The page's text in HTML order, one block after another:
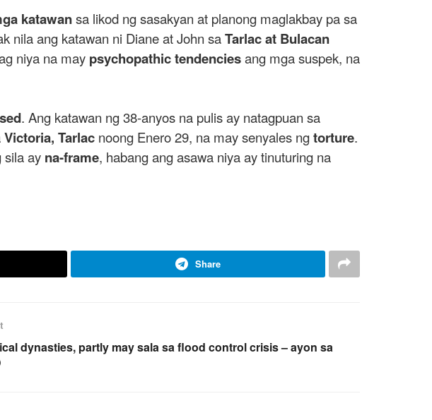
katawansa likod ng sasakyan at planong maglakbay pa sa
nila ang katawan ni Diane at John saTarlac at Bulacan
niya na may psychopathic tendenciesang mga suspek, na
. Ang katawan ng 38-anyos na pulis ay natagpuan sa
Victoria, Tarlac noong Enero 29, na may senyales ngtorture.
sila ay na-frame, habang ang asawa niya ay tinuturing na
Share
dynasties, partly may sala sa flood control crisis – ayon sa